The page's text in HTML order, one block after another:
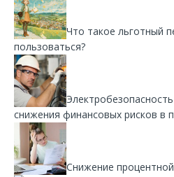
Что такое льготный
пользоваться?
снижения финансовых рисков в
Снижение